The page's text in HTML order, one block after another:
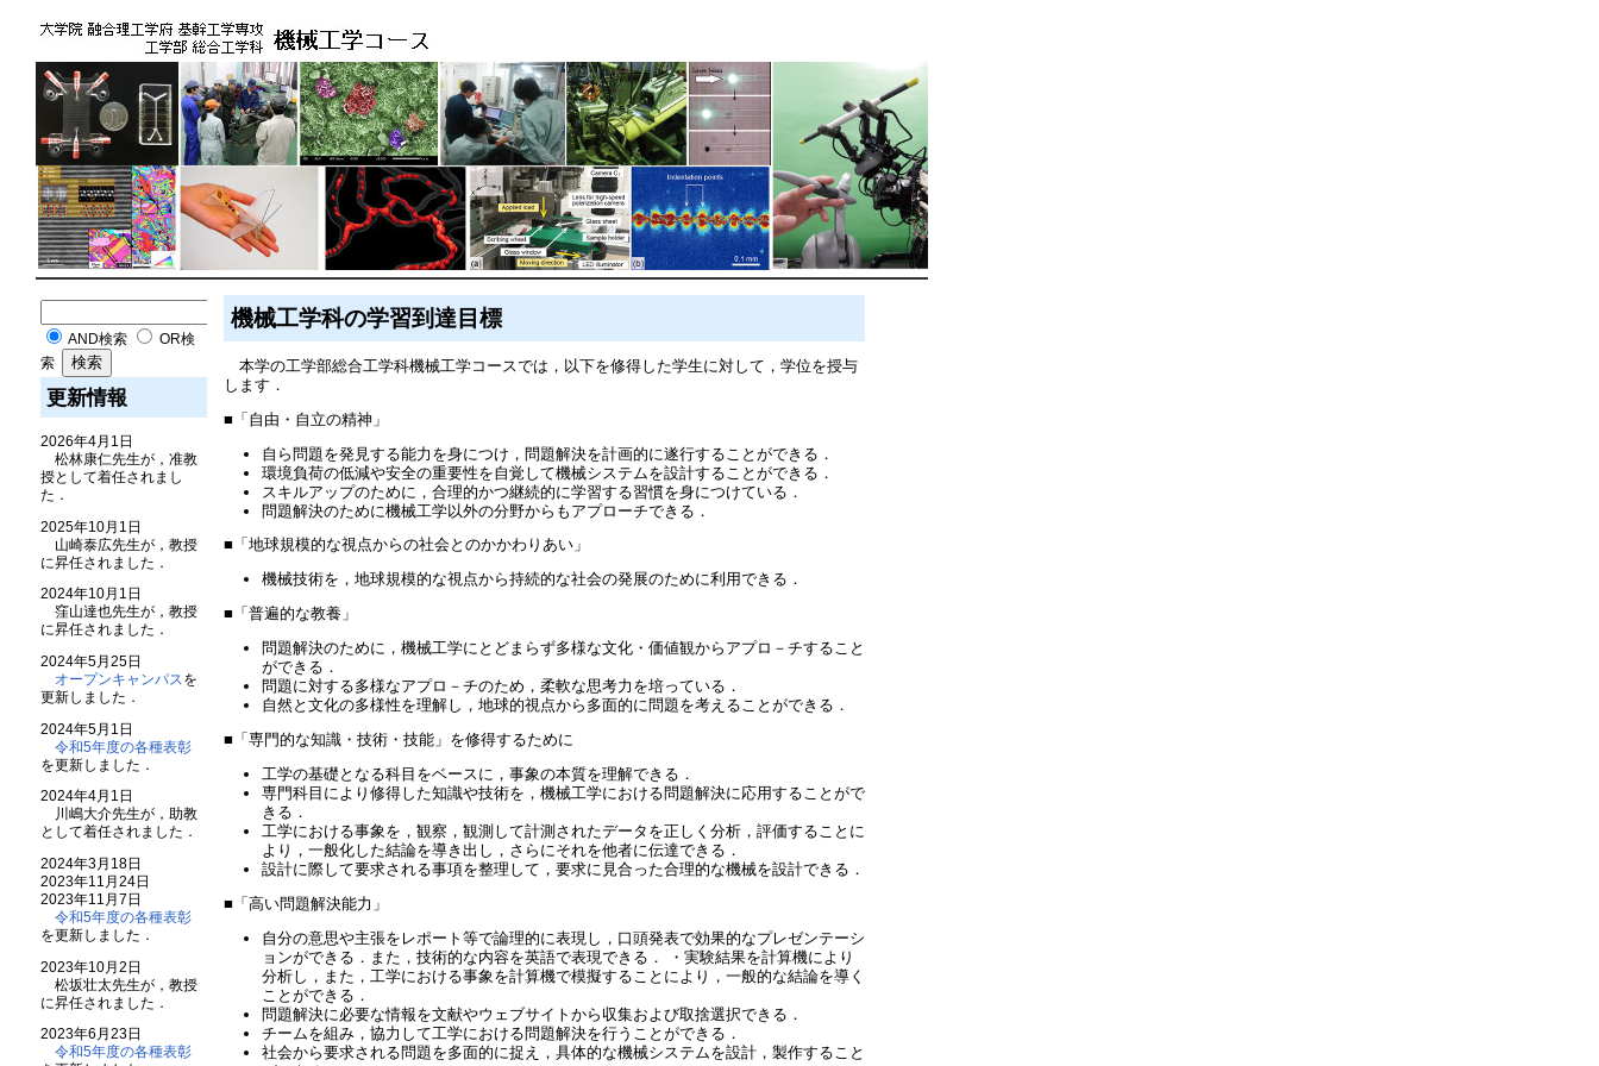
AND検索
OR検
索
更新情報
2026年4月1日
松林康仁先生が，准教
授として着任されまし
た．
2025年10月1日
山崎泰広先生が，教授
に昇任されました．
2024年10月1日
窪山達也先生が，教授
に昇任されました．
2024年5月25日
オープンキャンパス を
更新しました．
2024年5月1日
令和5年度の各種表彰
を更新しました．
2024年4月1日
川嶋大介先生が，助教
として着任されました．
2024年3月18日
2023年11月24日
2023年11月7日
令和5年度の各種表彰
を更新しました．
2023年10月2日
松坂壮太先生が，教授
に昇任されました．
2023年6月23日
令和5年度の各種表彰
機械工学科の学習到達目標
本学の工学部総合工学科機械工学コースでは，以下を修得した学生に対して，学位を授与
します．
■「自由・自立の精神」
自ら問題を発見する能力を身につけ，問題解決を計画的に遂行することができる．
環境負荷の低減や安全の重要性を自覚して機械システムを設計することができる．
スキルアップのために，合理的かつ継続的に学習する習慣を身につけている．
問題解決のために機械工学以外の分野からもアプローチできる．
■「地球規模的な視点からの社会とのかかわりあい」
機械技術を，地球規模的な視点から持続的な社会の発展のために利用できる．
■「普遍的な教養」
問題解決のために，機械工学にとどまらず多様な文化・価値観からアプロ－チすること
ができる．
問題に対する多様なアプロ－チのため，柔軟な思考力を培っている．
自然と文化の多様性を理解し，地球的視点から多面的に問題を考えることができる．
■「専門的な知識・技術・技能」を修得するために
工学の基礎となる科目をベースに，事象の本質を理解できる．
専門科目により修得した知識や技術を，機械工学における問題解決に応用することがで
きる．
工学における事象を，観察，観測して計測されたデータを正しく分析，評価することに
より，一般化した結論を導き出し，さらにそれを他者に伝達できる．
設計に際して要求される事項を整理して，要求に見合った合理的な機械を設計できる．
■「高い問題解決能力」
自分の意思や主張をレポート等で論理的に表現し，口頭発表で効果的なプレゼンテーシ
ョンができる．また，技術的な内容を英語で表現できる． ・実験結果を計算機により
分析し，また，工学における事象を計算機で模擬することにより，一般的な結論を導く
ことができる．
問題解決に必要な情報を文献やウェブサイトから収集および取捨選択できる．
チームを組み，協力して工学における問題解決を行うことができる．
社会から要求される問題を多面的に捉え，具体的な機械システムを設計，製作すること